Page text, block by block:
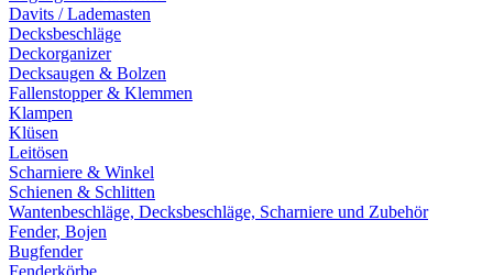
Davits / Lademasten
Decksbeschläge
Deckorganizer
Decksaugen & Bolzen
Fallenstopper & Klemmen
Klampen
Klüsen
Leitösen
Scharniere & Winkel
Schienen & Schlitten
Wantenbeschläge, Decksbeschläge, Scharniere und Zubehör
Fender, Bojen
Bugfender
Fenderkörbe